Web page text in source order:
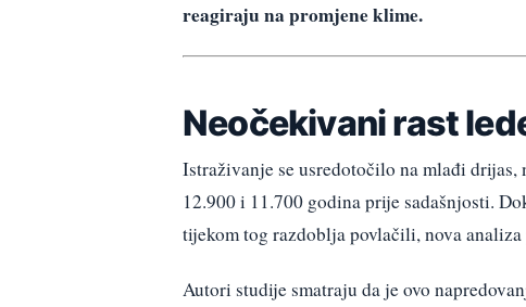
reagiraju na promjene klime.
Neočekivani rast
Istraživanje se usredotočilo na mlađi
12.900 i 11.700 godina prije sadašnjosti.
tijekom tog razdoblja povlačili, nova
Autori studije smatraju da je ovo